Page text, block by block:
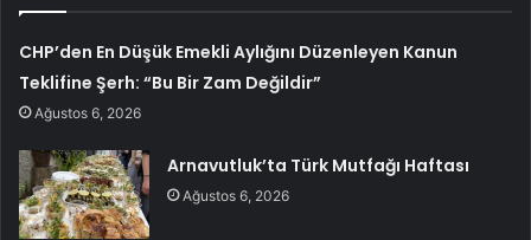
CHP’den En Düşük Emekli Aylığını Düzenleyen Kanun
Teklifine Şerh: “Bu Bir Zam Değildir”
Ağustos 6, 2026
Arnavutluk’ta Türk Mutfağı Haftası
Ağustos 6, 2026